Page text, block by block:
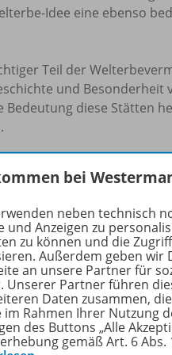
Idee eine ebenso
Teil der
und Besonderheit
Bedeutung diese Stätten
sind für
und
einsetzen lassen.
Sie mehr über die
Produkte
bei
neben technisch
und Anzeigen zu
zu können und die
Außerdem geben
an unsere Partner für
Unserer Partner führen
Daten zusammen,
im Rahmen Ihrer Nutzung
des Buttons „Alle
gemäß Art. 6 Abs.